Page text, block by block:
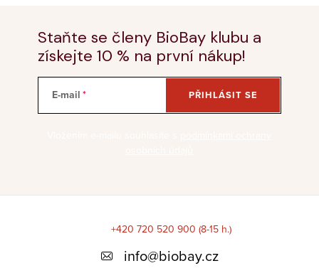
Staňte se členy BioBay klubu a
získejte 10 % na první nákup!
E-mail PŘIHLÁSIT SE
+420 720 520 900 (8-15 h.)
info@biobay.cz